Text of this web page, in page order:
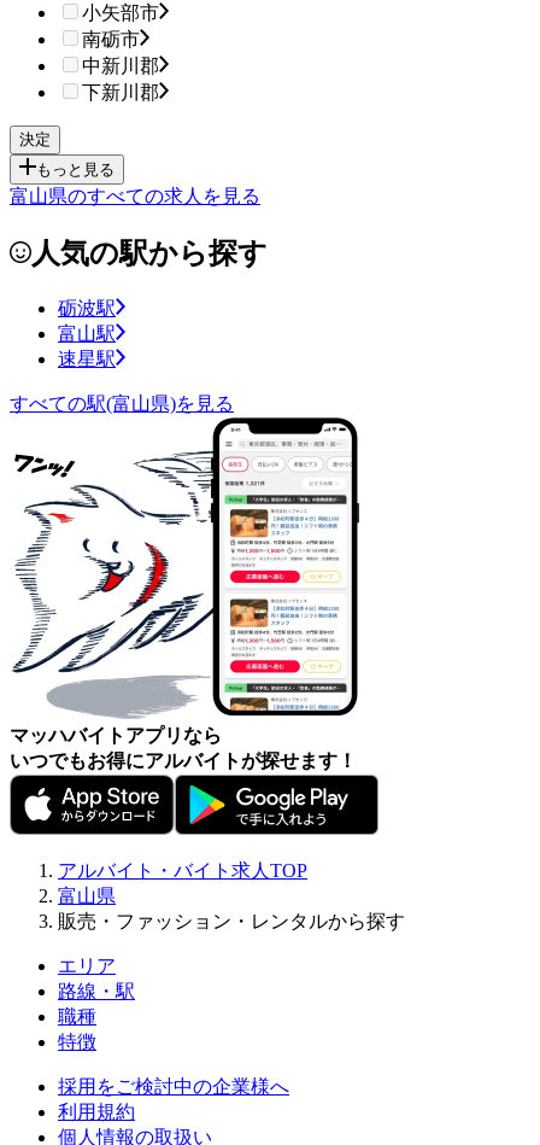
小矢部市
南砺市
中新川郡
下新川郡
もっと見る
富山県のすべての求人を見る
人気の駅から探す
砺波駅
富山駅
速星駅
すべての駅(富山県)を見る
マッハバイトアプリなら
いつでもお得にアルバイトが探せます！
アルバイト・バイト求人TOP
富山県
販売・ファッション・レンタルから探す
エリア
路線・駅
職種
特徴
採用をご検討中の企業様へ
利用規約
個人情報の取扱い